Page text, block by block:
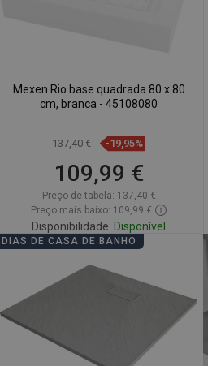
Mexen Rio base quadrada 80 x 80
cm, branca - 45108080
137,40 € -19,95%
109,99 €
Preço de tabela: 137,40 €
Preço mais baixo: 109,99 €
Disponibilidade: Disponível
Favoritos
Comparar
DIAS DE CASA DE BANHO